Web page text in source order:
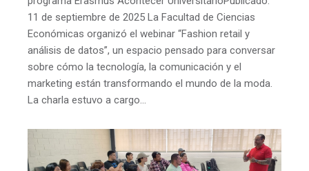
11 de septiembre de 2025 La Facultad de Ciencias
Económicas organizó el webinar “Fashion retail y
análisis de datos”, un espacio pensado para conversar
sobre cómo la tecnología, la comunicación y el
marketing están transformando el mundo de la moda.
La charla estuvo a cargo…